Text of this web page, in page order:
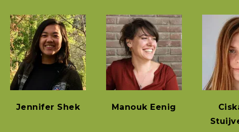
Jennifer Shek Manouk Eenig